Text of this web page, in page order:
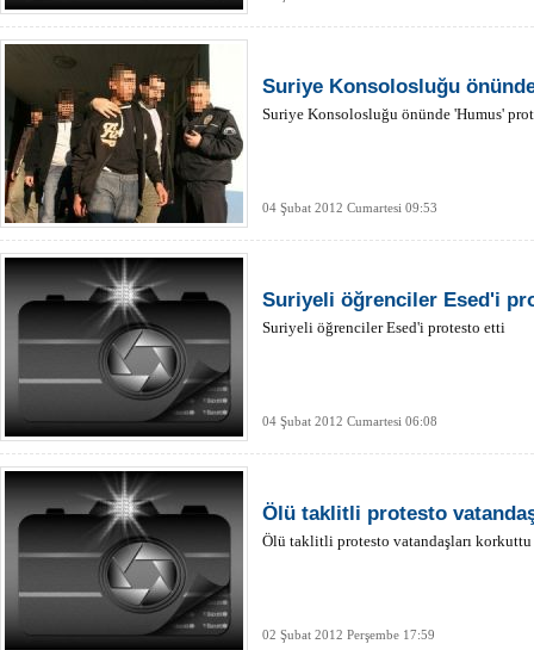
Suriye Konsolosluğu
Suriye Konsolosluğu önünde 'Humus'
04 Şubat 2012 Cumartesi 09:53
Suriyeli öğrenciler Esed'i
Suriyeli öğrenciler Esed'i protesto etti
04 Şubat 2012 Cumartesi 06:08
Ölü taklitli protesto
Ölü taklitli protesto vatandaşları korkuttu
02 Şubat 2012 Perşembe 17:59